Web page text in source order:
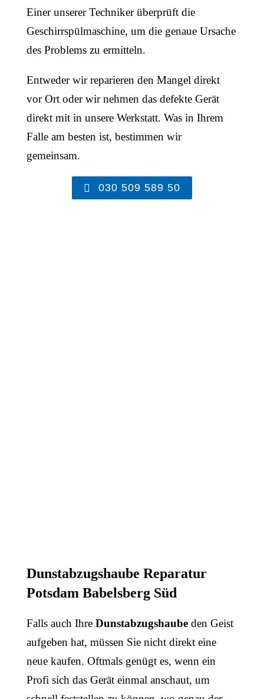
Einer unserer Techniker überprüft die
Geschirrspülmaschine, um die genaue Ursache
des Problems zu ermitteln.
Entweder wir reparieren den Mangel direkt
vor Ort oder wir nehmen das defekte Gerät
direkt mit in unsere Werkstatt. Was in Ihrem
Falle am besten ist, bestimmen wir
gemeinsam.
030 509 589 50
Dunstabzugshaube Reparatur
Potsdam Babelsberg Süd
Falls auch IhreDunstabzugshaube den Geist
aufgeben hat, müssen Sie nicht direkt eine
neue kaufen. Oftmals genügt es, wenn ein
Profi sich das Gerät einmal anschaut, um